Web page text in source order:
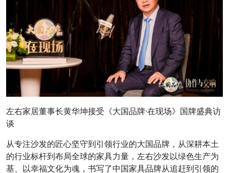
左右家居董事长黄华坤接受《大国品牌·在现场》国牌盛典访
谈
从专注沙发的匠心坚守到引领行业的大国品牌，从深耕本土
的行业标杆到布局全球的家具力量，左右沙发以绿色生产为
基、以幸福文化为魂，书写了中国家具品牌从追赶到引领的